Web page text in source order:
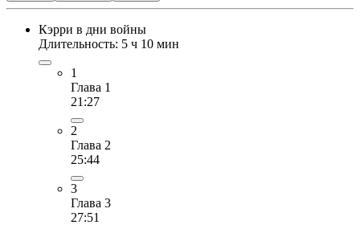
Кэрри в дни войны
Длительность: 5 ч 10 мин
1
Глава 1
21:27
2
Глава 2
25:44
3
Глава 3
27:51